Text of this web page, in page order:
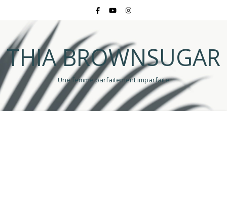
THIA BROWNSUGAR
Une femme parfaitement imparfaite